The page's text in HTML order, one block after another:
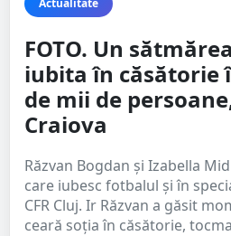
Actualitate
FOTO. Un
iubita în căsătorie
de mii de
Craiova
Răzvan Bogdan și Izabella
care iubesc fotbalul și în
CFR Cluj. Ir Răzvan a găsit
ceară soția în căsătorie,